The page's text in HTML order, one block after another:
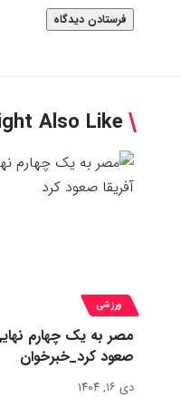
Also Like
ورزشی
مصر به یک چهارم
صعود کرد_خبرخوان
دی ۱۶, ۱۴۰۴